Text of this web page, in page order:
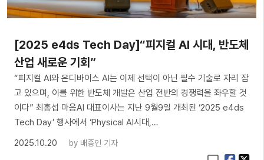
[2025 e4ds Tech Day]“피지컬 AI 시대, 반도체
산업 새로운 기회”
“피지컬 AI와 온디바이스 AI는 이제 선택이 아닌 필수 기술로 자리 잡
고 있으며, 이를 위한 반도체 개발은 산업 전반의 경쟁력을 좌우할 것
이다” 최홍섭 마음AI 대표이사는 지난 9월9일 개최된 ‘2025 e4ds
Tech Day’ 행사에서 ‘Physical AI시대,…
2025.10.20
by 배종인 기자